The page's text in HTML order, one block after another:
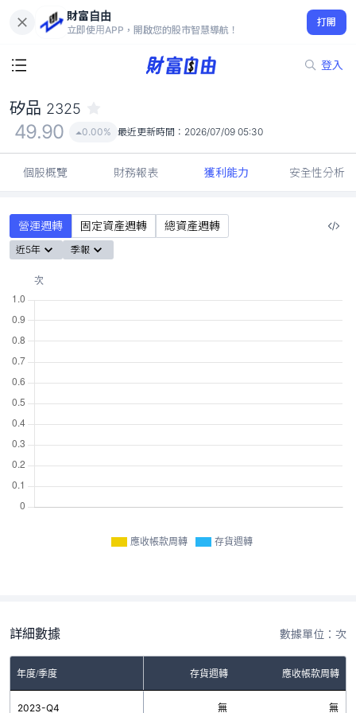
財富自由
立即使用APP，開啟您的股市智慧導航！
打開
登入
49.90
0.00%
矽品 2325
49.90 0.00% 最近更新時間： 2026/07/09 05:30
個股概覽 財務報表 獲利能力 安全性分析
營運週轉 固定資產週轉 總資產週轉
近5年 季報
應收帳款周轉 存貨週轉
詳細數據 數據單位：次
年度/季度 存貨週轉 應收帳款周轉
2023-Q4 無 無